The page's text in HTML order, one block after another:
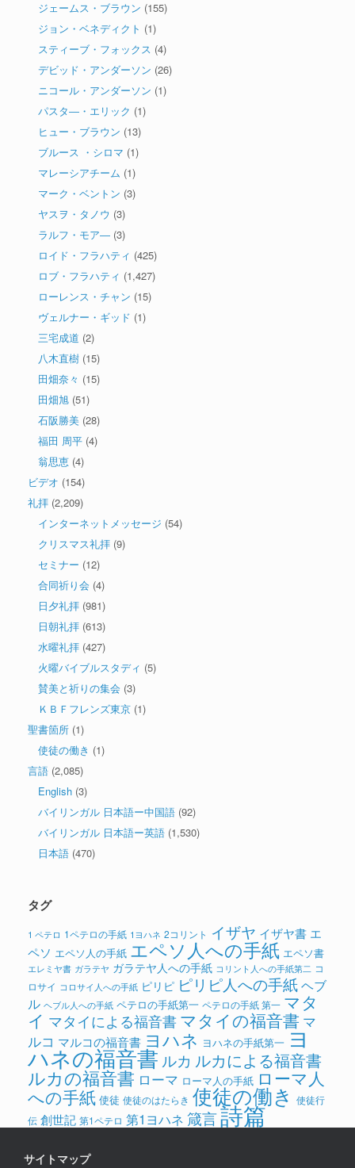
ジェームス・ブラウン (155)
ジョン・ベネディクト (1)
スティーブ・フォックス (4)
デビッド・アンダーソン (26)
ニコール・アンダーソン (1)
パスタ―・エリック (1)
ヒュー・ブラウン (13)
ブルース ・シロマ (1)
マレーシアチーム (1)
マーク・ベントン (3)
ヤスヲ・タノウ (3)
ラルフ・モア― (3)
ロイド・フラハティ (425)
ロブ・フラハティ (1,427)
ローレンス・チャン (15)
ヴェルナー・ギッド (1)
三宅成道 (2)
八木直樹 (15)
田畑奈々 (15)
田畑旭 (51)
石阪勝美 (28)
福田 周平 (4)
翁思恵 (4)
ビデオ (154)
礼拝 (2,209)
インターネットメッセージ (54)
クリスマス礼拝 (9)
セミナー (12)
合同祈り会 (4)
日夕礼拝 (981)
日朝礼拝 (613)
水曜礼拝 (427)
火曜バイブルスタディ (5)
賛美と祈りの集会 (3)
ＫＢＦフレンズ東京 (1)
聖書箇所 (1)
使徒の働き (1)
言語 (2,085)
English (3)
バイリンガル 日本語ー中国語 (92)
バイリンガル 日本語ー英語 (1,530)
日本語 (470)
タグ
1 ペテロ 1ペテロの手紙 1ヨハネ 2コリント イザヤ イザヤ書 エ
ペソ エペソ人の手紙 エペソ人への手紙 エペソ書
エレミヤ書 ガラテヤ ガラテヤ人への手紙 コリント人への手紙第二 コ
ロサイ コロサイ人への手紙 ピリピ ピリピ人への手紙ヘブ
ル ヘブル人への手紙 ペテロの手紙第一 ペテロの手紙 第一 マタ
イ マタイによる福音書 マタイの福音書 マ
ルコ マルコの福音書 ヨハネ ヨハネの手紙第一 ヨ
ハネの福音書 ルカ ルカによる福音書
ルカの福音書 ローマ ローマ人の手紙 ローマ人
への手紙 使徒 使徒のはたらき 使徒の働き 使徒行
伝 創世記 第1ペテロ 第1ヨハネ 箴言詩篇
サイトマップ